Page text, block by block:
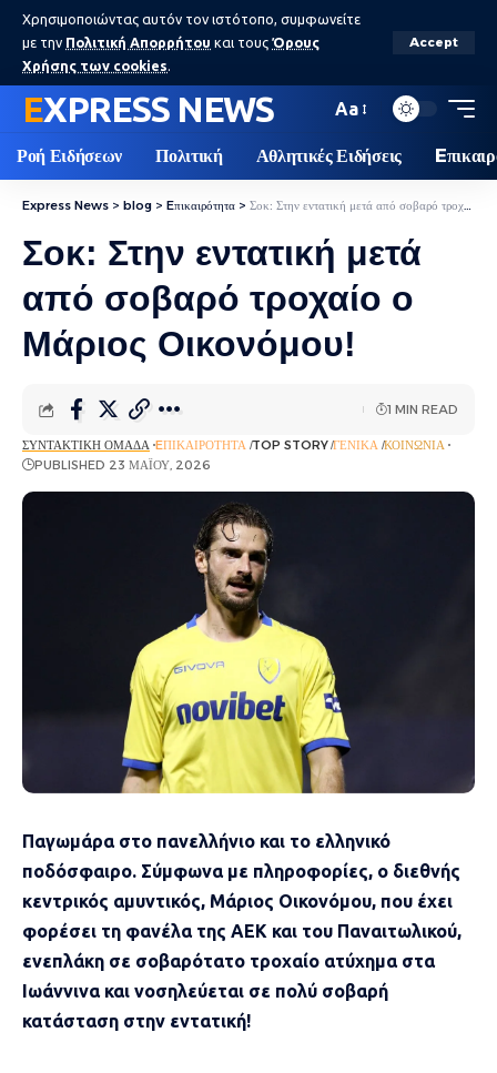
Χρησιμοποιώντας αυτόν τον ιστότοπο, συμφωνείτε
με την Πολιτική Απορρήτου και τους Όρους
Χρήσης των cookies.
Accept
EXPRESS NEWS Aa
Ροή Ειδήσεων Πολιτική Αθλητικές Ειδήσεις
Express News > blog > Eπικαιρότητα > Σοκ: Στην εντατική μετά από σοβαρό τροχαίο ο Μάριος Οικονόμου!
Σοκ: Στην εντατική μετά
από σοβαρό τροχαίο ο
Μάριος Οικονόμου!
ΣΥΝΤΑΚΤΙΚΉ ΟΜΆΔΑ EΠΙΚΑΙΡΌΤΗΤΑ TOP STORY ΓΕΝΙΚΆ ΚΟΙΝΩΝΊΑ
PUBLISHED 23 ΜΑΪ́ΟΥ, 2026
1 MIN READ
Παγωμάρα στο πανελλήνιο και το ελληνικό
ποδόσφαιρο. Σύμφωνα με πληροφορίες, ο διεθνής
κεντρικός αμυντικός, Μάριος Οικονόμου, που έχει
φορέσει τη φανέλα της ΑΕΚ και του Παναιτωλικού,
ενεπλάκη σε σοβαρότατο τροχαίο ατύχημα στα
Ιωάννινα και νοσηλεύεται σε πολύ σοβαρή
κατάσταση στην εντατική!